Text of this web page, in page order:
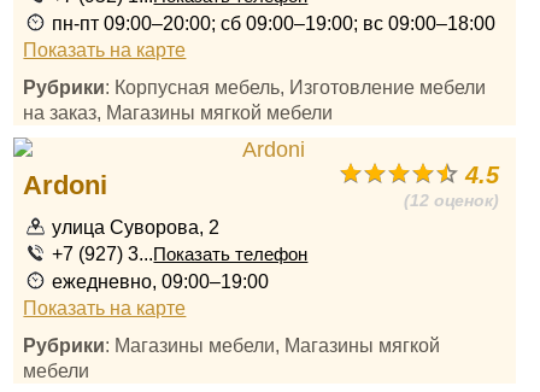
пн-пт 09:00–20:00; сб 09:00–19:00; вс 09:00–18:00
Показать на карте
Рубрики: Корпусная мебель, Изготовление мебели
на заказ, Магазины мягкой мебели
4.5
(12 оценок)
Ardoni
улица Суворова, 2
+7 (927) 3...Показать телефон
ежедневно, 09:00–19:00
Показать на карте
Рубрики: Магазины мебели, Магазины мягкой
мебели